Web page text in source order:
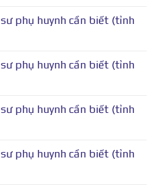
phụ huynh cần biết (tỉnh
phụ huynh cần biết (tỉnh
phụ huynh cần biết (tỉnh
phụ huynh cần biết (tỉnh